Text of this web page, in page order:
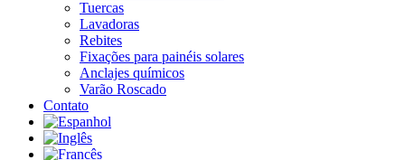
Tuercas
Lavadoras
Rebites
Fixações para painéis solares
Anclajes químicos
Varão Roscado
Contato